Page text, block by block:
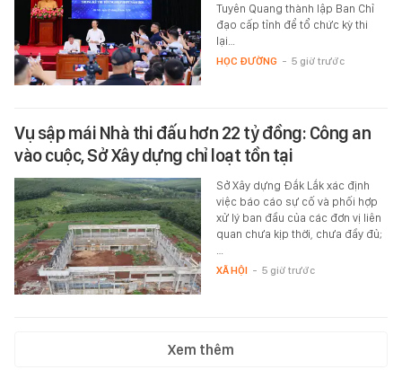
Tuyên Quang thành lập Ban Chỉ
đạo cấp tỉnh để tổ chức kỳ thi
lại…
HỌC ĐƯỜNG - 5 giờ trước
Vụ sập mái Nhà thi đấu hơn 22 tỷ đồng: Công an
vào cuộc, Sở Xây dựng chỉ loạt tồn tại
Sở Xây dựng Đắk Lắk xác định
việc báo cáo sự cố và phối hợp
xử lý ban đầu của các đơn vị liên
quan chưa kịp thời, chưa đầy đủ;
XÃ HỘI - 5 giờ trước
Xem thêm